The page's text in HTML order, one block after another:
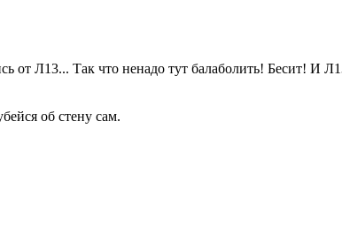
от Л13... Так что ненадо тут балаболить! Бесит! И
об стену сам.